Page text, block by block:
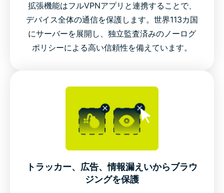
EdgeからExpressVPNのグローバルサーバーネットワ
ークに接続
動画ガイド：ダークモードを試す
拡張機能はフルVPNアプリと連携することで、
デバイス全体の通信を保護します。世界113カ国
にサーバーを展開し、独立監査済みのノーログ
ポリシーによる高い信頼性を備えています。
トラッカー、広告、情報漏えいからブラウ
ジングを保護